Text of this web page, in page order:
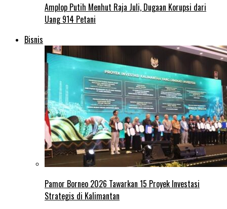
Amplop Putih Menhut Raja Juli, Dugaan Korupsi dari
Uang 914 Petani
Bisnis
Pamor Borneo 2026 Tawarkan 15 Proyek Investasi
Strategis di Kalimantan